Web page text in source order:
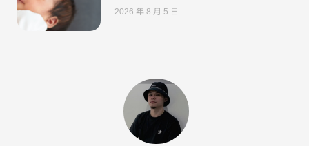
2026 年 8 月 5 日